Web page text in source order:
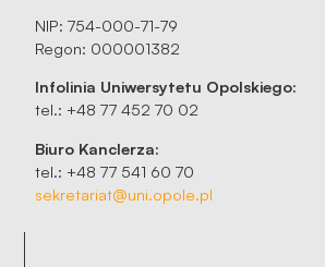
NIP: 754-000-71-79
Regon: 000001382
Infolinia Uniwersytetu Opolskiego:
tel.: +48 77 452 70 02
Biuro Kanclerza:
tel.: +48 77 541 60 70
sekretariat@uni.opole.pl